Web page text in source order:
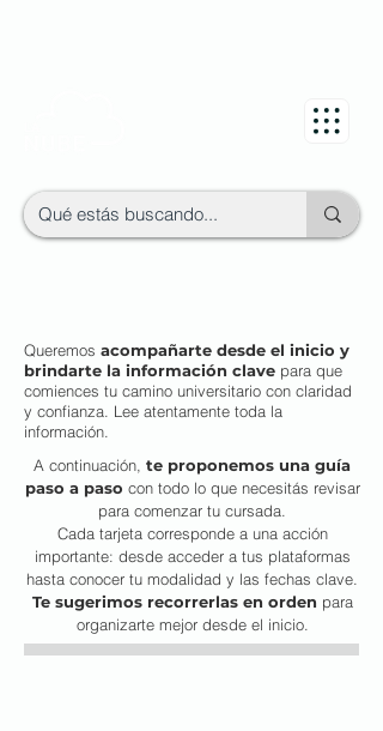
Queremos acompañarte desde el inicio y
brindarte la información clave para que
comiences tu camino universitario con claridad
y confianza. Lee atentamente toda la
información.
A continuación, te proponemos una guía
paso a paso con todo lo que necesitás revisar
para comenzar tu cursada.
Cada tarjeta corresponde a una acción
importante: desde acceder a tus plataformas
hasta conocer tu modalidad y las fechas clave.
Te sugerimos recorrerlas en orden para
organizarte mejor desde el inicio.